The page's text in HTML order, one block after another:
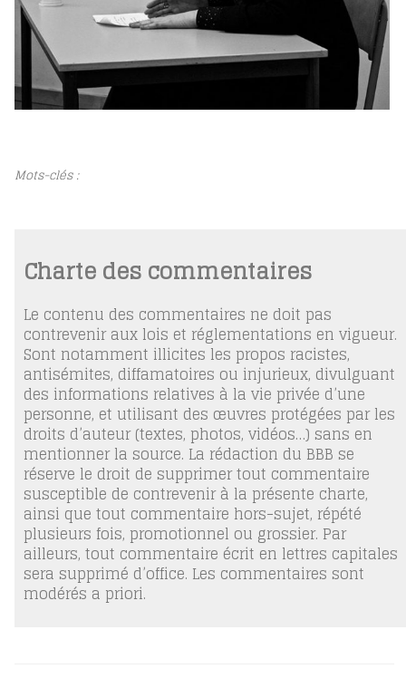
Mots-clés :
Charte des commentaires
Le contenu des commentaires ne doit pas
contrevenir aux lois et réglementations en vigueur.
Sont notamment illicites les propos racistes,
antisémites, diffamatoires ou injurieux, divulguant
des informations relatives à la vie privée d’une
personne, et utilisant des œuvres protégées par les
droits d’auteur (textes, photos, vidéos…) sans en
mentionner la source. La rédaction du BBB se
réserve le droit de supprimer tout commentaire
susceptible de contrevenir à la présente charte,
ainsi que tout commentaire hors-sujet, répété
plusieurs fois, promotionnel ou grossier. Par
ailleurs, tout commentaire écrit en lettres capitales
sera supprimé d’office. Les commentaires sont
modérés a priori.